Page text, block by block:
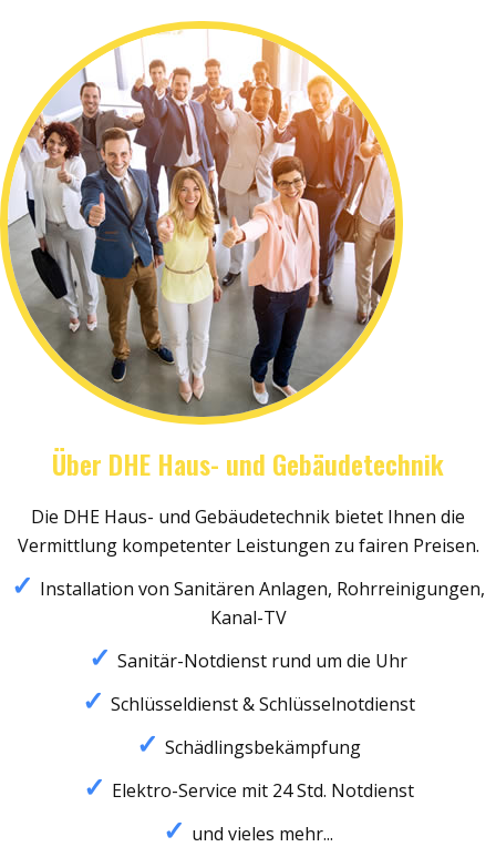
Über DHE Haus- und Gebäudetechnik
Die DHE Haus- und Gebäudetechnik bietet Ihnen die
Vermittlung kompetenter Leistungen zu fairen Preisen.
Installation von Sanitären Anlagen, Rohrreinigungen,
Kanal-TV
Sanitär-Notdienst rund um die Uhr
Schlüsseldienst & Schlüsselnotdienst
Schädlingsbekämpfung
Elektro-Service mit 24 Std. Notdienst
und vieles mehr...